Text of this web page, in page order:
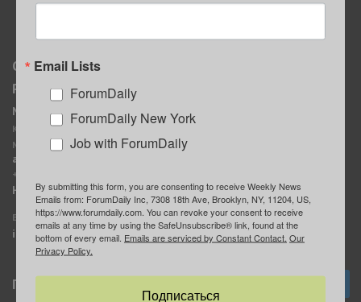
О нас
Реклама
MediaKit
Контактное лицо:
Марина Баранчук
ad@forumdaily.com
+1 347-604-1261
Наши рекламодатели
E-mail редакции:
info@forumdaily.com
Группа “ИЩУ СОВЕТА”
ForumDaily
Подписка
Email Lists
ForumDaily
ForumDaily New York
Job with ForumDaily
By submitting this form, you are consenting to receive Weekly News
Emails from: ForumDaily Inc, 7308 18th Ave, Brooklyn, NY, 11204, US,
https://www.forumdaily.com. You can revoke your consent to receive
emails at any time by using the SafeUnsubscribe® link, found at the
bottom of every email. Emails are serviced by Constant Contact. Our
Privacy Policy.
Подписаться